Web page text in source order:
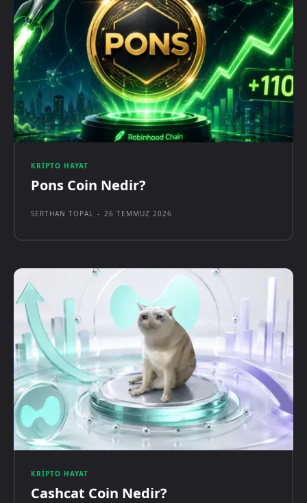
KRIPTO HAYAT
Pons Coin Nedir?
SERTHAN TOPAL - 26 TEMMUZ 2026
KRIPTO HAYAT
Cashcat Coin Nedir?